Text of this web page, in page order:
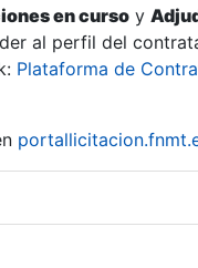
en curso y
al perfil del
Plataforma de